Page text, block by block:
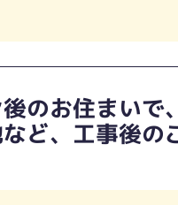
のお住まいで
ど、工事後の